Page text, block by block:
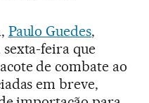
Paulo Guedes,
feira que
de combate ao
em breve,